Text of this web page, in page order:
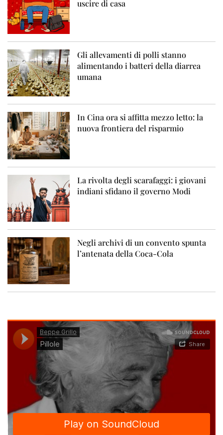
uscire di casa
Gli allevamenti di polli stanno
alimentando i batteri della diarrea
umana
In Cina ora si affitta mezzo letto: la
nuova frontiera del risparmio
La rivolta degli scarafaggi: i giovani
indiani sfidano il governo Modi
Negli archivi di un convento spunta
l’antenata della Coca-Cola